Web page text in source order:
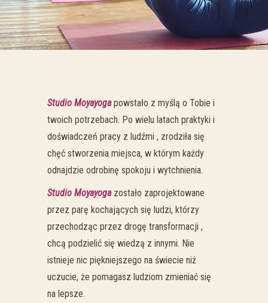
Studio Moyayoga powstało z myślą o Tobie i
twoich potrzebach. Po wielu latach praktyki i
doświadczeń pracy z ludźmi , zrodziła się
chęć stworzenia miejsca, w którym każdy
odnajdzie odrobinę spokoju i wytchnienia.
Studio Moyayogazostało zaprojektowane
przez parę kochających się ludzi, którzy
przechodząc przez drogę transformacji ,
chcą podzielić się wiedzą z innymi. Nie
istnieje nic piękniejszego na świecie niż
uczucie, że pomagasz ludziom zmieniać się
na lepsze.